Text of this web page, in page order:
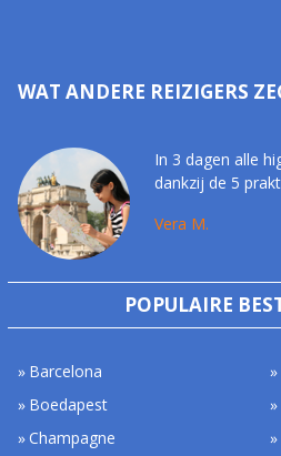
WAT ANDERE REIZIGERS
In 3 dagen alle
dankzij de 5
Vera M.
POPULAIRE
Barcelona
Boedapest
Champagne